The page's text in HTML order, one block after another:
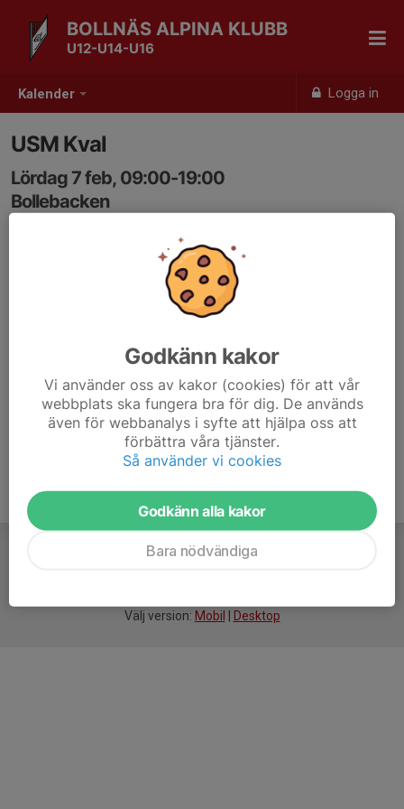
Kalender Logga in
BOLLNÄS ALPINA KLUBB
U12-U14-U16
USM Kval
Lördag 7 feb, 09:00-19:00
Bollebacken
Välj version: Mobil Desktop
Godkänn kakor
Vi använder oss av kakor (cookies) för att vår
webbplats ska fungera bra för dig. De används
även för webbanalys i syfte att hjälpa oss att
förbättra våra tjänster.
Så använder vi cookies
Godkänn alla kakor
Bara nödvändiga